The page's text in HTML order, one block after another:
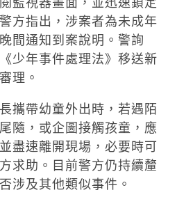
方指出，涉案者為未成年
間通知到案說明。警詢
少年事件處理法》移送新
理。
攜帶幼童外出時，若遇陌
隨，或企圖接觸孩童，應
盡速離開現場，必要時可
求助。目前警方仍持續釐
涉及其他類似事件。